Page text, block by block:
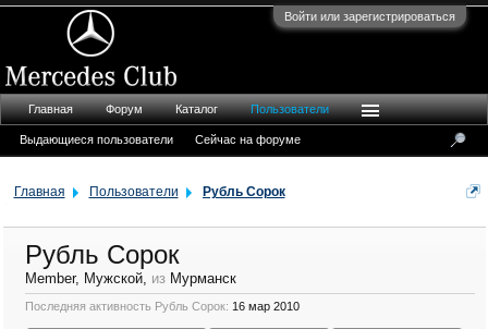
Войти или зарегистрироваться
Главная Пользователи Рубль Сорок
Рубль Сорок
Member, Мужской, из Мурманск
Последняя активность Рубль Сорок: 16 мар 2010
Главная Форум Каталог Пользователи
Выдающиеся пользователи Сейчас на форуме